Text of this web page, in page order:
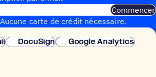
Commencer
carte de crédit nécessaire.
DocuSign
Google Analytics